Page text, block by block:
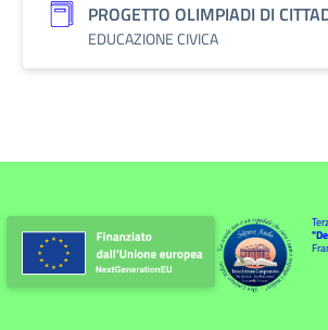
PROGETTO OLIMPIADI DI
EDUCAZIONE CIVICA